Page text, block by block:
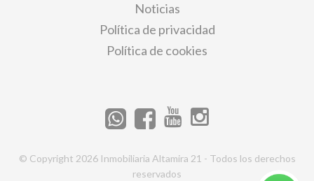
Noticias
Política de privacidad
Política de cookies
© Copyright 2026 Inmobiliaria Altamira 21 - Todos los derechos
reservados